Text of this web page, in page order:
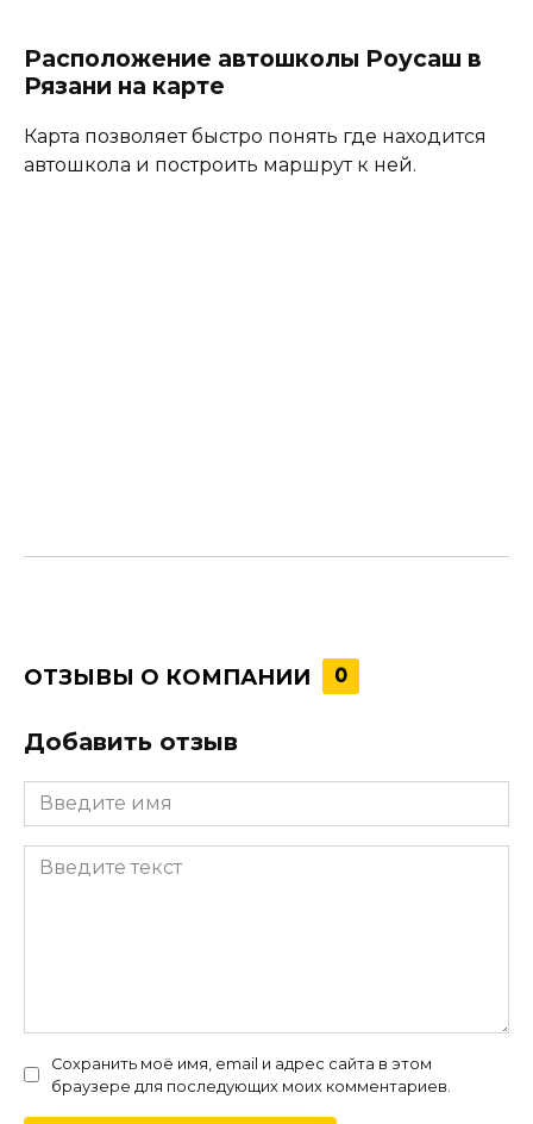
Расположение автошколы Роусаш в
Рязани на карте
Карта позволяет быстро понять где находится
автошкола и построить маршрут к ней.
ОТЗЫВЫ О КОМПАНИИ 0
Добавить отзыв
Сохранить моё имя, email и адрес сайта в этом
браузере для последующих моих комментариев.